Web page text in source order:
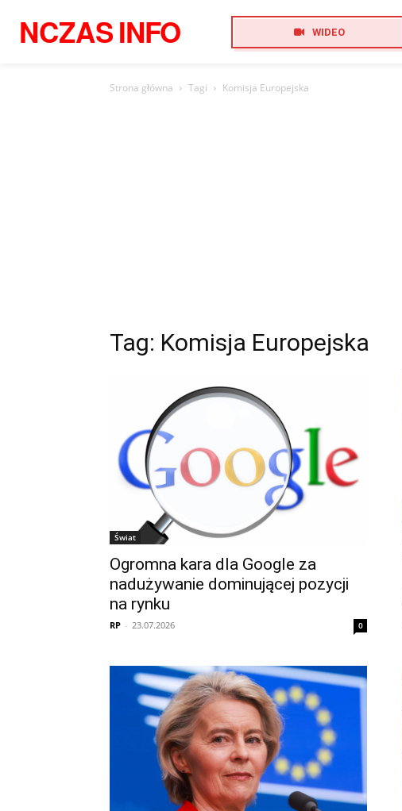
NCZASINFO WIDEO
Strona główna Tagi Komisja Europejska
Tag: Komisja Europejska
Świat
Ogromna kara dla Google za
nadużywanie dominującej pozycji
na rynku
RP - 23.07.2026 0